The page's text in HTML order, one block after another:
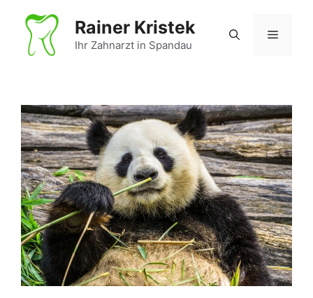
Inhalt
springen
Rainer Kristek
Ihr Zahnarzt in Spandau
Menü